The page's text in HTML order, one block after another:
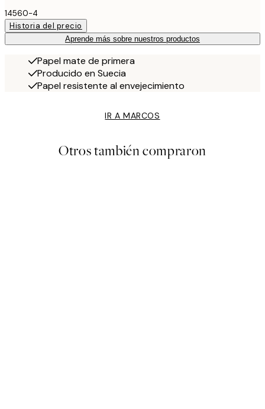
14560-4
Historia del precio
Aprende más sobre nuestros productos
Papel mate de primera
Producido en Suecia
Papel resistente al envejecimiento
IR A MARCOS
Otros también compraron